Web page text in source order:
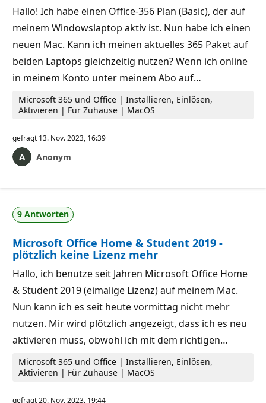
Hallo! Ich habe einen Office-356 Plan (Basic), der auf
meinem Windowslaptop aktiv ist. Nun habe ich einen
neuen Mac. Kann ich meinen aktuelles 365 Paket auf
beiden Laptops gleichzeitig nutzen? Wenn ich online
in meinem Konto unter meinem Abo auf…
Microsoft 365 und Office | Installieren, Einlösen,
Aktivieren | Für Zuhause | MacOS
gefragt 13. Nov. 2023, 16:39
Anonym
9 Antworten
Microsoft Office Home & Student 2019 -
plötzlich keine Lizenz mehr
Hallo, ich benutze seit Jahren Microsoft Office Home
& Student 2019 (eimalige Lizenz) auf meinem Mac.
Nun kann ich es seit heute vormittag nicht mehr
nutzen. Mir wird plötzlich angezeigt, dass ich es neu
aktivieren muss, obwohl ich mit dem richtigen…
Microsoft 365 und Office | Installieren, Einlösen,
Aktivieren | Für Zuhause | MacOS
gefragt20. Nov. 2023, 19:44